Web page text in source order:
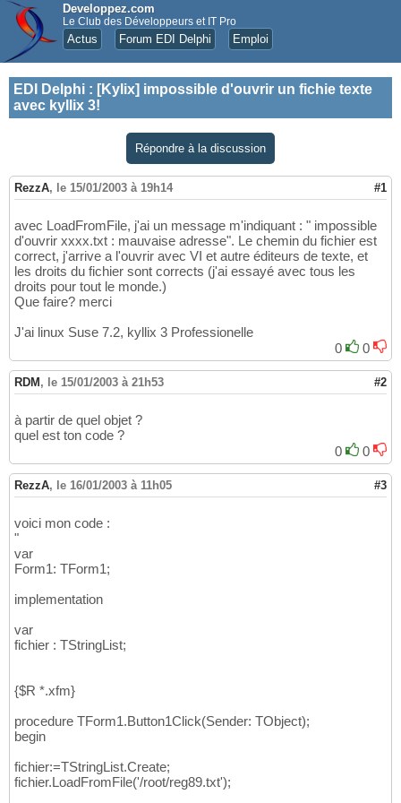
Developpez.com
Le Club des Développeurs et IT Pro
Actus Forum EDI Delphi Emploi
EDI Delphi : [Kylix] impossible d'ouvrir un fichie texte
avec kyllix 3!
Répondre à la discussion
RezzA, le 15/01/2003 à 19h14 #1
avec LoadFromFile, j'ai un message m'indiquant : " impossible
d'ouvrir xxxx.txt : mauvaise adresse". Le chemin du fichier est
correct, j'arrive a l'ouvrir avec VI et autre éditeurs de texte, et
les droits du fichier sont corrects (j'ai essayé avec tous les
droits pour tout le monde.)
Que faire? merci
J'ai linux Suse 7.2, kyllix 3 Professionelle
0
0
RDM , le 15/01/2003 à 21h53 #2
à partir de quel objet ?
quel est ton code ?
0
0
RezzA, le 16/01/2003 à 11h05 #3
voici mon code :
"
var
Form1: TForm1;
implementation
var
fichier : TStringList;
{$R *.xfm}
procedure TForm1.Button1Click(Sender: TObject);
begin
fichier:=TStringList.Create;
fichier.LoadFromFile('/root/reg89.txt');